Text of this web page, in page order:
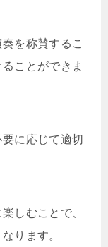
を称賛するこ
ことができま
に応じて適切
しむことで、
ります。